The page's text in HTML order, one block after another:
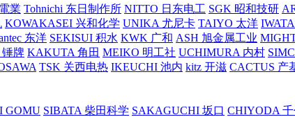
業 Tohnichi 东日制作所 NITTO 日东电工 SGK 昭和技研
KOWAKASEI 兴和化学 UNIKA 尤尼卡 TAIYO 太洋
东洋 SEKISUI 积水 KWK 广和 ASH 旭金属工业
牌 KAKUTA 角田 MEIKO 明工社 UCHIMURA 内村
TSK 关西电热 IKEUCHI 池内 kitz 开滋 CACTUS 产
GOMU SIBATA 柴田科学 SAKAGUCHI 坂口 CHIYODA 千